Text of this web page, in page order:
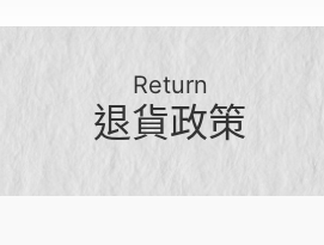
Return
退貨政策